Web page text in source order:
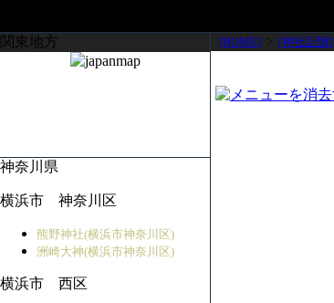
[HOME] [神社記憶]
関東地方
神奈川県
横浜市 神奈川区
熊野神社(横浜市神奈川区)
洲崎大神(横浜市神奈川区)
横浜市 西区